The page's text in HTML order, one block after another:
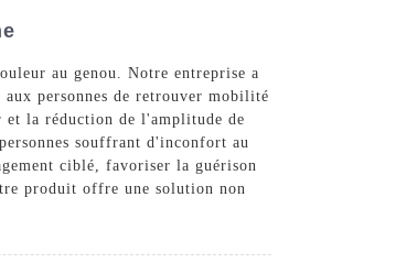
au genou. Notre entreprise a
personnes de retrouver mobilité
la réduction de l'amplitude de
souffrant d'inconfort au
ciblé, favoriser la guérison
produit offre une solution non